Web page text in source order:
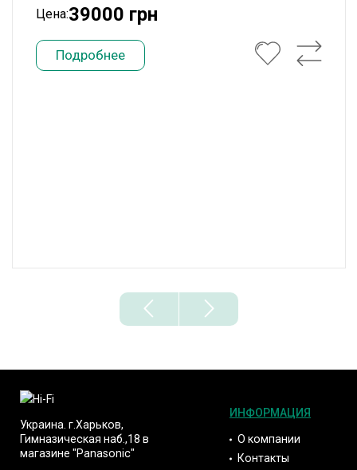
Цена:39000 грн
Подробнее
Украина. г.Харьков,
Гимназическая наб.,18 в
магазине "Panasonic"
ИНФОРМАЦИЯ
О компании
Контакты